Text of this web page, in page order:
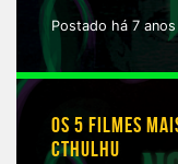
Postado há 7 anos
OS 5 FILMES
CTHULHU